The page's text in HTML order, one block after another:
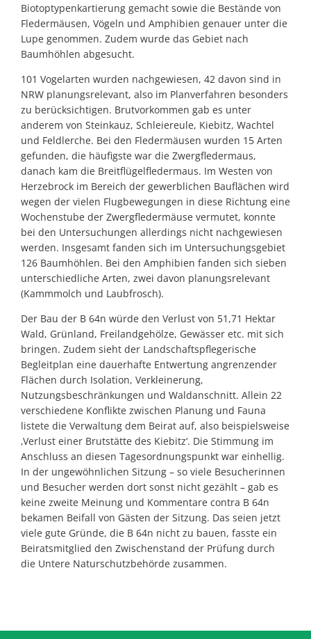
Biotoptypenkartierung gemacht sowie die Bestände von
Fledermäusen, Vögeln und Amphibien genauer unter die
Lupe genommen. Zudem wurde das Gebiet nach
Baumhöhlen abgesucht.
101 Vogelarten wurden nachgewiesen, 42 davon sind in
NRW planungsrelevant, also im Planverfahren besonders
zu berücksichtigen. Brutvorkommen gab es unter
anderem von Steinkauz, Schleiereule, Kiebitz, Wachtel
und Feldlerche. Bei den Fledermäusen wurden 15 Arten
gefunden, die häufigste war die Zwergfledermaus,
danach kam die Breitflügelfledermaus. Im Westen von
Herzebrock im Bereich der gewerblichen Bauflächen wird
wegen der vielen Flugbewegungen in diese Richtung eine
Wochenstube der Zwergfledermäuse vermutet, konnte
bei den Untersuchungen allerdings nicht nachgewiesen
werden. Insgesamt fanden sich im Untersuchungsgebiet
126 Baumhöhlen. Bei den Amphibien fanden sich sieben
unterschiedliche Arten, zwei davon planungsrelevant
(Kammmolch und Laubfrosch).
Der Bau der B 64n würde den Verlust von 51,71 Hektar
Wald, Grünland, Freilandgehölze, Gewässer etc. mit sich
bringen. Zudem sieht der Landschaftspflegerische
Begleitplan eine dauerhafte Entwertung angrenzender
Flächen durch Isolation, Verkleinerung,
Nutzungsbeschränkungen und Waldanschnitt. Allein 22
verschiedene Konflikte zwischen Planung und Fauna
listete die Verwaltung dem Beirat auf, also beispielsweise
‚Verlust einer Brutstätte des Kiebitz‘. Die Stimmung im
Anschluss an diesen Tagesordnungspunkt war einhellig.
In der ungewöhnlichen Sitzung – so viele Besucherinnen
und Besucher werden dort sonst nicht gezählt – gab es
keine zweite Meinung und Kommentare contra B 64n
bekamen Beifall von Gästen der Sitzung. Das seien jetzt
viele gute Gründe, die B 64n nicht zu bauen, fasste ein
Beiratsmitglied den Zwischenstand der Prüfung durch
die Untere Naturschutzbehörde zusammen.